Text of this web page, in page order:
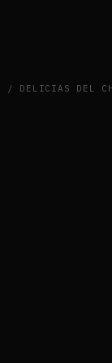
/ DELICIAS DEL